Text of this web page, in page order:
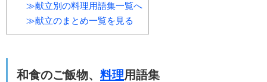
≫献立別の料理用語集一覧へ
≫献立のまとめ一覧を見る
和食のご飯物、 料理用語集